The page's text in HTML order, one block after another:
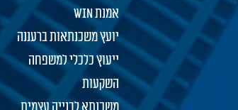
אמנת WIN
יועץ משכנתאות ברעננה
ייעוץ כלכלי למשפחה
השקעות